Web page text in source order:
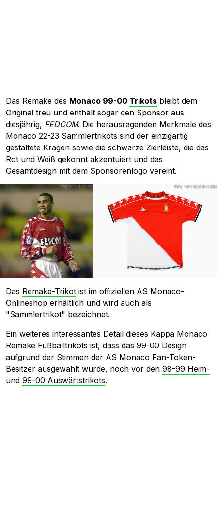
Das Remake des Monaco 99-00 Trikots bleibt dem
Original treu und enthält sogar den Sponsor aus
diesjährig, FEDCOM. Die herausragenden Merkmale des
Monaco 22-23 Sammlertrikots sind der einzigartig
gestaltete Kragen sowie die schwarze Zierleiste, die das
Rot und Weiß gekonnt akzentuiert und das
Gesamtdesign mit dem Sponsorenlogo vereint.
Das Remake-Trikot ist im offiziellen AS Monaco-
Onlineshop erhältlich und wird auch als
"Sammlertrikot" bezeichnet.
Ein weiteres interessantes Detail dieses Kappa Monaco
Remake Fußballtrikots ist, dass das 99-00 Design
aufgrund der Stimmen der AS Monaco Fan-Token-
Besitzer ausgewählt wurde, noch vor den 98-99 Heim-
und 99-00 Auswärtstrikots.